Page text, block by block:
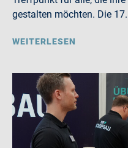
gestalten möchten. Die
WEITERLESEN